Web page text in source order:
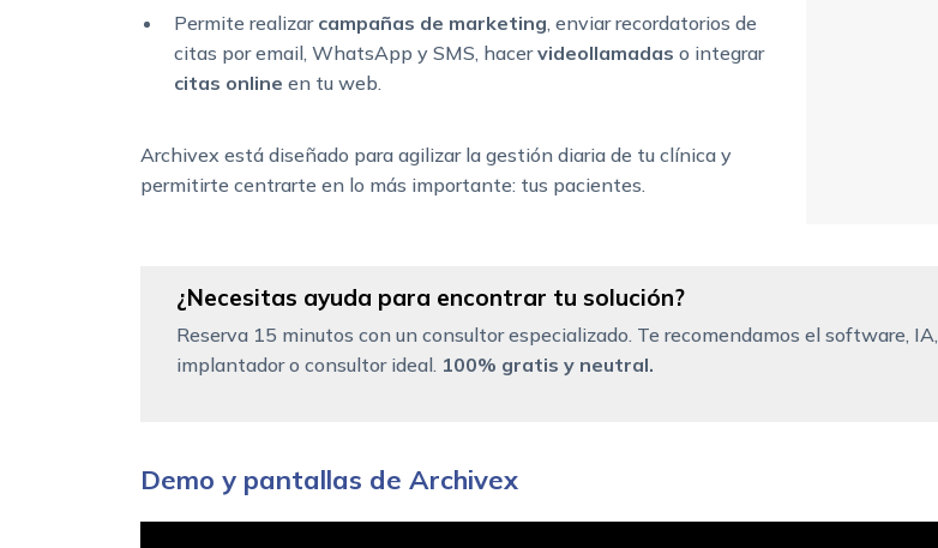
Permite realizar campañas de marketing, enviar recordatorios de
citas por email, WhatsApp y SMS, hacervideollamadas o integrar
citas online en tu web.
Archivex está diseñado para agilizar la gestión diaria de tu clínica y
permitirte centrarte en lo más importante: tus pacientes.
¿Necesitas ayuda para encontrar tu solución?
Reserva 15 minutos con un consultor especializado. Te recomendamos el software, IA,
implantador o consultor ideal. 100% gratis y neutral.
Demo y pantallas de Archivex